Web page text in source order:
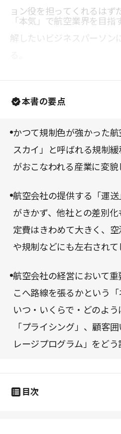
ョン役を担ってくれるはず
「本気」で航空業界を目
解したいビジネスパーソン
本書の要点
かつて規制色が強かった
スカイ」と呼ばれる規制
がおこなわれる産業に変貌
航空会社の提供する「運
がきかず、他社との差別
定費はきわめて大きく、
や規制などにも左右されて
航空会社の経営において
こへ路線を張るかという「
いつ・いくらで・どのよ
「プライシング」、顧客
レージプログラム」をどう
目次